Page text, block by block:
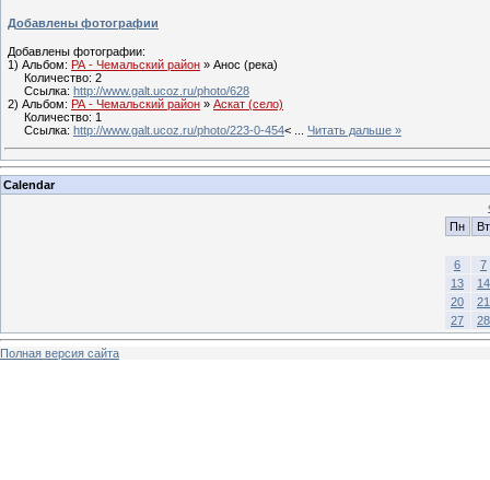
Добавлены фотографии
Добавлены фотографии:
1) Альбом: РА - Чемальский район » Анос (река)
Количество: 2
Ссылка: http://www.galt.ucoz.ru/photo/628
2) Альбом: РА - Чемальский район » Аскат (село)
Количество: 1
Ссылка: http://www.galt.ucoz.ru/photo/223-0-454< Читать дальше »
Calendar
Пн
Вт
6
7
13
14
20
21
27
28
Полная версия сайта